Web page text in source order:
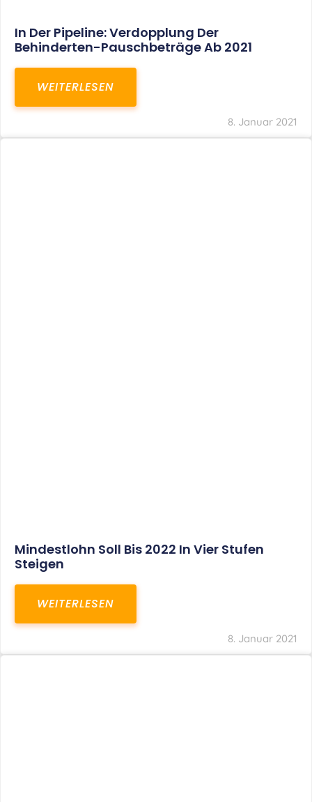
In Der Pipeline: Verdopplung Der
Behinderten-Pauschbeträge Ab 2021
WEITERLESEN
8. Januar 2021
Mindestlohn Soll Bis 2022 In Vier Stufen
Steigen
WEITERLESEN
8. Januar 2021